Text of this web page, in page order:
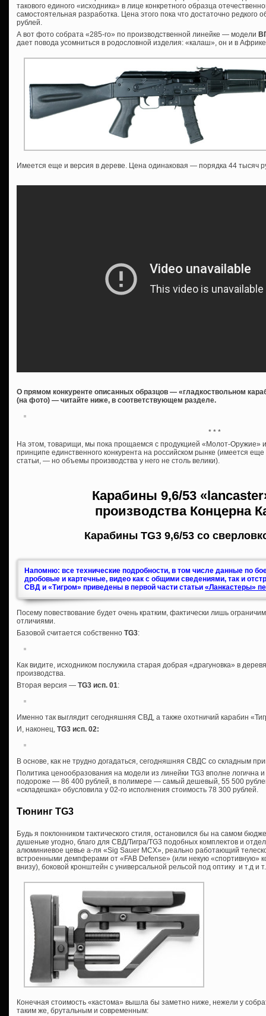
такового единого «исходника» в лице конкретного образца
самостоятельная разработка. Цена этого пока что достаточно редкого
рублей.
А вот фото собрата «285-го» по производственной линейке — модели
дает повода усомниться в родословной изделия: «калаш», он и в
Имеется еще и версия в дереве. Цена одинаковая — порядка 44 тысяч
О прямом конкуренте описанных образцов — «гладкоствольном
(на фото) — читайте ниже, в соответствующем разделе.
* * *
На этом, товарищи, мы пока прощаемся с продукцией «Молот-Оружие»
принципе единственного конкурента на российском рынке (имеется
статьи, — но объемы производства у него не столь велики).
Карабины 9,6/53
производства Концерна
Карабины TG3 9,6/53 со
Напомню: все технические подробности, в том числе данные по
дробовые и картечные, видео как с общими сведениями, так и
СВД и «Тигром» приведены в первой части статьи «Ланкастеры»
Посему повествование будет очень кратким, фактически лишь
отличиями.
Базовой считается собственно TG3:
Как видите, исходником послужила старая добрая «драгуновка» в
производства.
Вторая версия — TG3 исп. 01:
Именно так выглядит сегодняшняя СВД, а также охотничий карабин
И, наконец, TG3 исп. 02:
В основе, как не трудно догадаться, сегодняшняя СВДС со складным
Политика ценообразования на модели из линейки TG3 вполне логична
подороже — 86 400 рублей, в полимере — самый дешевый, 55 500
«складешка» обусловила у 02-го исполнения стоимость 78 300 рублей.
Тюнинг TG3
Будь я поклонником тактического стиля, остановился бы на самом
душеньке угодно, благо для СВД/Тигра/TG3 подобных комплектов и
алюминиевое цевье а-ля «Sig Sauer MCX», реально работающий
встроенными демпферами от «FAB Defense» (или некую «спортивную»
внизу), боковой кронштейн с универсальной рельсой под оптику и т.д и
Конечная стоимость «кастома» вышла бы заметно ниже, нежели у
таким же, брутальным и современным: